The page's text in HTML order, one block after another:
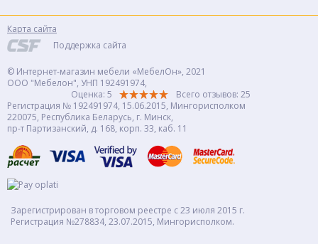
Карта сайта
Поддержка сайта
© Интернет-магазин мебели «МебелОн», 2021
ООО "Мебелон", УНП 192491974,
Оценка: 5
Всего отзывов: 25
Регистрация № 192491974, 15.06.2015, Мингорисполком
220075, Республика Беларусь, г. Минск,
пр-т Партизанский, д. 168, корп. 33, каб. 11
Зарегистрирован в торговом реестре с 23 июля 2015 г.
Регистрация №278834, 23.07.2015, Мингорисполком.